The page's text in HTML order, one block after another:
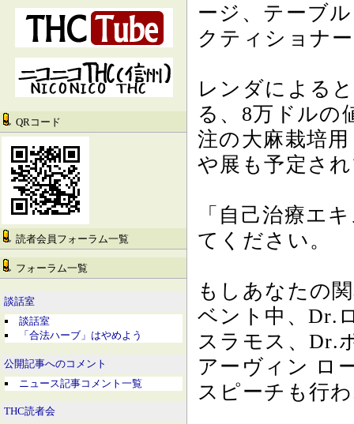
QRコード
読者会員フォーラム一覧
フォーラム一覧
談話室
談話室
「合法ハーブ」はやめよう
公開記事へのコメント
ニュース記事コメント一覧
THC読者会
ージ、テーブ
クティショナ
レンダによる
る、8万ドルの
注の大麻栽培
や展も予定さ
「自己治療エ
てください。
もしあなたの
ベント中、Dr.
スラモス、Dr.
アーヴィン ロ
スピーチも行